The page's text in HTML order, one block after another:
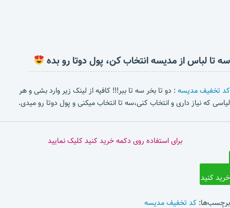
سه تا لباس از مدیسه انتخاب کن، پول دوتا رو بده
کد تخفیف مدیسه: دو تا بخر سه تا ببر!!! کافیه از لینک زیر وارد بشی و هر
لیاسی که نیاز داری و انتخاب کنی،سه تا انتخاب میکنی و پول دوتا رو میدی.
برای استفاده روی دکمه خرید کنید کلیک نمایید
خرید کنید
برچسب‌ها: کد تخفیف مدیسه